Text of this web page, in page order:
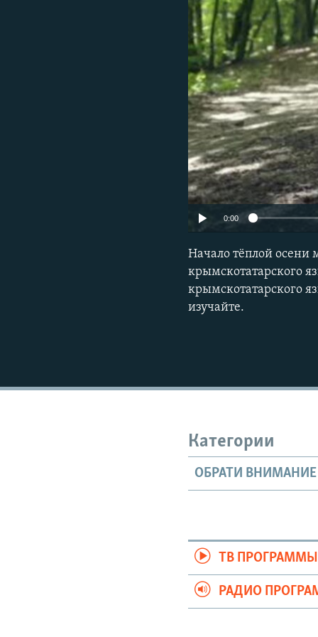
0:00
Начало тёплой осени
крымскотатарского
крымскотатарского
изучайте.
Категории
ОБРАТИ ВНИМАНИЕ
ТВ ПРОГРАММЫ
РАДИО